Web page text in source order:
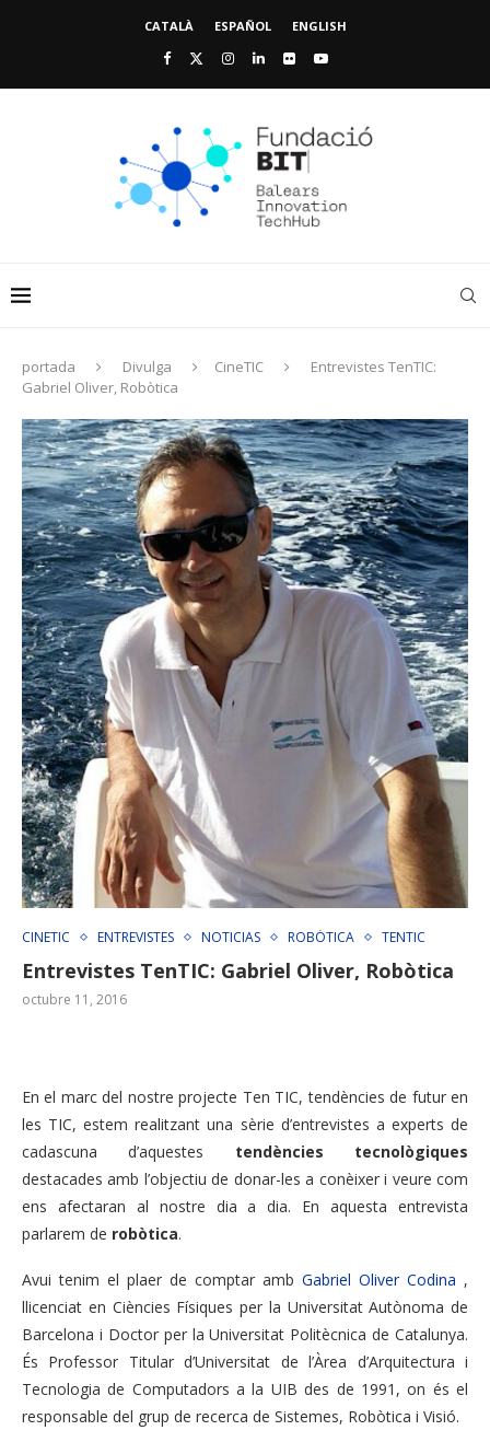
CATALÀ ESPAÑOL ENGLISH
portada Divulga CineTIC
Entrevistes TenTIC:
Gabriel Oliver, Robòtica
CINETIC ENTREVISTES NOTICIAS ROBÓTICA TENTIC
Entrevistes TenTIC: Gabriel Oliver, Robòtica
octubre 11, 2016
En el marc del nostre projecte Ten TIC, tendències de futur en
les TIC, estem realitzant una sèrie d’entrevistes a experts de
cadascuna d’aquestes tendències tecnològiques
destacades amb l’objectiu de donar-les a conèixer i veure com
ens afectaran al nostre dia a dia. En aquesta entrevista
parlarem de robòtica.
Avui tenim el plaer de comptar amb Gabriel Oliver Codina ,
llicenciat en Ciències Físiques per la Universitat Autònoma de
Barcelona i Doctor per la Universitat Politècnica de Catalunya.
És Professor Titular d’Universitat de l’Àrea d’Arquitectura i
Tecnologia de Computadors a la UIB des de 1991, on és el
responsable del grup de recerca de Sistemes, Robòtica i Visió.